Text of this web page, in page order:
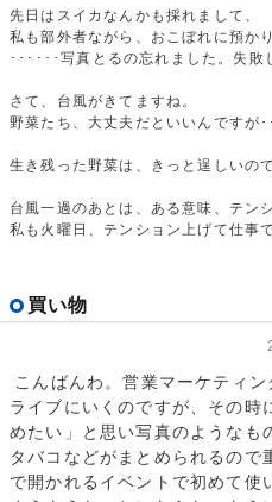
先日はスイカなんかも採れまして、
私も部外者ながら、おこぼれに預か
･･････写真とるの忘れました。失敗
さて、台風がきてますね。
野菜たち、大丈夫だといいんですが･
生き残った野菜は、きっと逞しいの
台風一過のあとは、ある意味、テン
私も火曜日、テンション上げて仕事
買い物
こんばんわ。営業マーケティ
ライブにいくのですが、その時
めたい」と思い写真のようなも
タバコなどがまとめられるので
で開かれるイベントで初めて使